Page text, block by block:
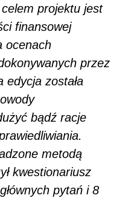
projektu jest
finansowej
ocenach
przez
edycja została
bądź racje
metodą
kwestionariusz
pytań i 8